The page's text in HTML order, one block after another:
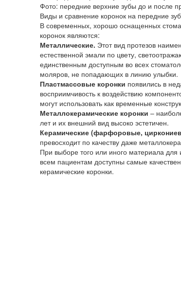
Фото: передние верхние зубы до и после
Виды и сравнение коронок на передние
В современных, хорошо оснащенных
коронок являются:
Металлические. Этот вид протезов
естественной эмали по цвету,
единственным доступным во всех
моляров, не попадающих в линию улыбки.
Пластмассовые коронки появились в
восприимчивость к воздействию
могут использовать как временные
Металлокерамические коронки –
лет и их внешний вид высоко эстетичен.
Керамические (фарфоровые,
превосходит по качеству даже
При выборе того или иного материала для
всем пациентам доступны самые
керамические коронки.